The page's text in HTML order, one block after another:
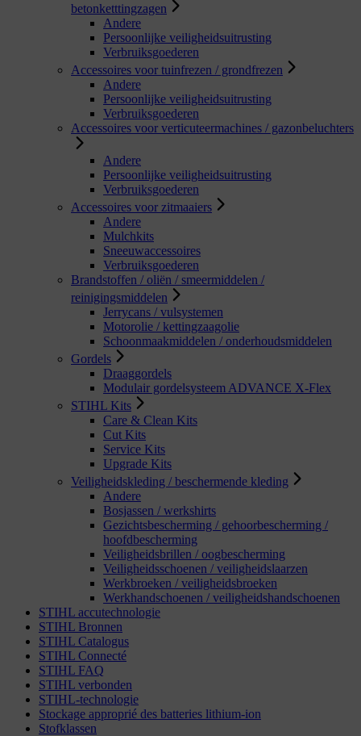
betonketttingzagen
Andere
Persoonlijke veiligheidsuitrusting
Verbruiksgoederen
Accessoires voor tuinfrezen / grondfrezen
Andere
Persoonlijke veiligheidsuitrusting
Verbruiksgoederen
Accessoires voor verticuteermachines / gazonbeluchters
Andere
Persoonlijke veiligheidsuitrusting
Verbruiksgoederen
Accessoires voor zitmaaiers
Andere
Mulchkits
Sneeuwaccessoires
Verbruiksgoederen
Brandstoffen / oliën / smeermiddelen /
reinigingsmiddelen
Jerrycans / vulsystemen
Motorolie / kettingzaagolie
Schoonmaakmiddelen / onderhoudsmiddelen
Gordels
Draaggordels
Modulair gordelsysteem ADVANCE X-Flex
STIHL Kits
Care & Clean Kits
Cut Kits
Service Kits
Upgrade Kits
Veiligheidskleding / beschermende kleding
Andere
Bosjassen / werkshirts
Gezichtsbescherming / gehoorbescherming /
hoofdbescherming
Veiligheidsbrillen / oogbescherming
Veiligheidsschoenen / veiligheidslaarzen
Werkbroeken / veiligheidsbroeken
Werkhandschoenen / veiligheidshandschoenen
STIHL accutechnologie
STIHL Bronnen
STIHL Catalogus
STIHL Connecté
STIHL FAQ
STIHL verbonden
STIHL-technologie
Stockage approprié des batteries lithium-ion
Stofklassen